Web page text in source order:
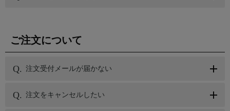
ご注文について
注文受付メールが届かない
注文をキャンセルしたい